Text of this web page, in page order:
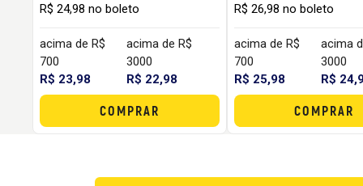
R$ 24,98 no boleto
acima de R$
700
R$ 23,98
acima de R$
3000
R$ 22,98
COMPRAR
R$ 26,98 no boleto
acima de R$
700
R$ 25,98
acima
3000
R$
COMPRAR